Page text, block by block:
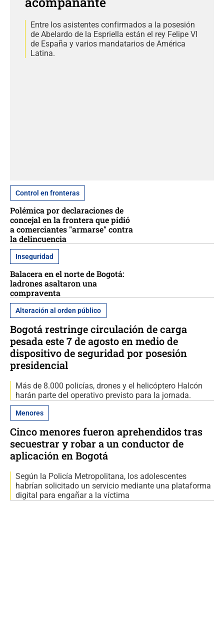
Entre los asistentes confirmados a la posesión
de Abelardo de la Espriella están el rey Felipe VI
de España y varios mandatarios de América
Latina.
Control en fronteras
Polémica por declaraciones de
concejal en la frontera que pidió
a comerciantes "armarse" contra
la delincuencia
Inseguridad
Balacera en el norte de Bogotá:
ladrones asaltaron una
compraventa
Alteración al orden público
Bogotá restringe circulación de carga
pesada este 7 de agosto en medio de
dispositivo de seguridad por posesión
presidencial
Más de 8.000 policías, drones y el helicóptero Halcón
harán parte del operativo previsto para la jornada.
Menores
Cinco menores fueron aprehendidos tras
secuestrar y robar a un conductor de
aplicación en Bogotá
Según la Policía Metropolitana, los adolescentes
habrían solicitado un servicio mediante una plataforma
digital para engañar a la víctima